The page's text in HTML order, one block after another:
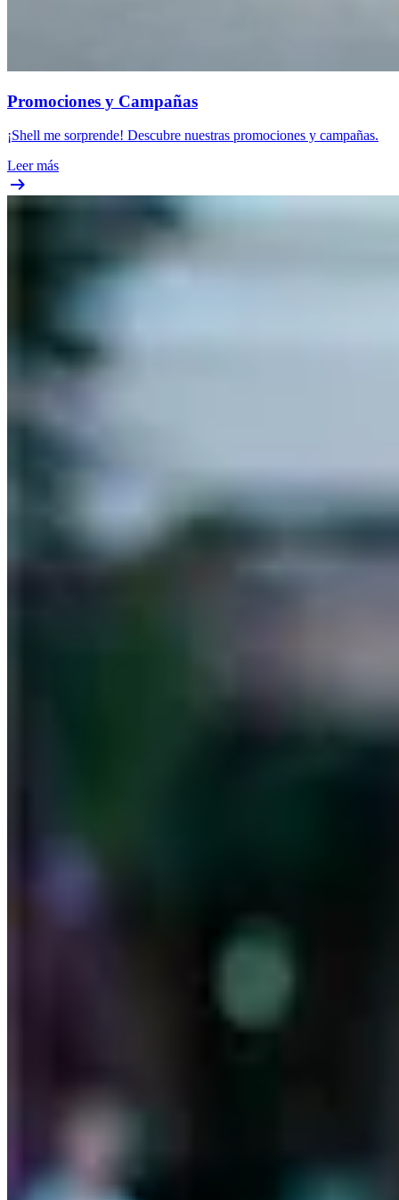
Promociones y Campañas
¡Shell me sorprende! Descubre nuestras promociones y campañas.
Leer más